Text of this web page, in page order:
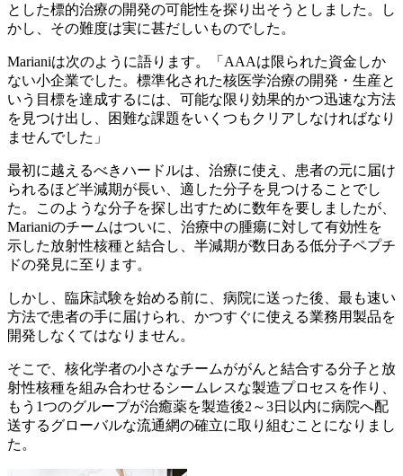
とした標的治療の開発の可能性を探り出そうとしました。し
かし、その難度は実に甚だしいものでした。
Marianiは次のように語ります。「AAAは限られた資金しか
ない小企業でした。標準化された核医学治療の開発・生産と
いう目標を達成するには、可能な限り効果的かつ迅速な方法
を見つけ出し、困難な課題をいくつもクリアしなければなり
ませんでした」
最初に越えるべきハードルは、治療に使え、患者の元に届け
られるほど半減期が長い、適した分子を見つけることでし
た。このような分子を探し出すために数年を要しましたが、
Marianiのチームはついに、治療中の腫瘍に対して有効性を
示した放射性核種と結合し、半減期が数日ある低分子ペプチ
ドの発見に至ります。
しかし、臨床試験を始める前に、病院に送った後、最も速い
方法で患者の手に届けられ、かつすぐに使える業務用製品を
開発しなくてはなりません。
そこで、核化学者の小さなチームががんと結合する分子と放
射性核種を組み合わせるシームレスな製造プロセスを作り、
もう1つのグループが治癒薬を製造後2～3日以内に病院へ配
送するグローバルな流通網の確立に取り組むことになりまし
た。